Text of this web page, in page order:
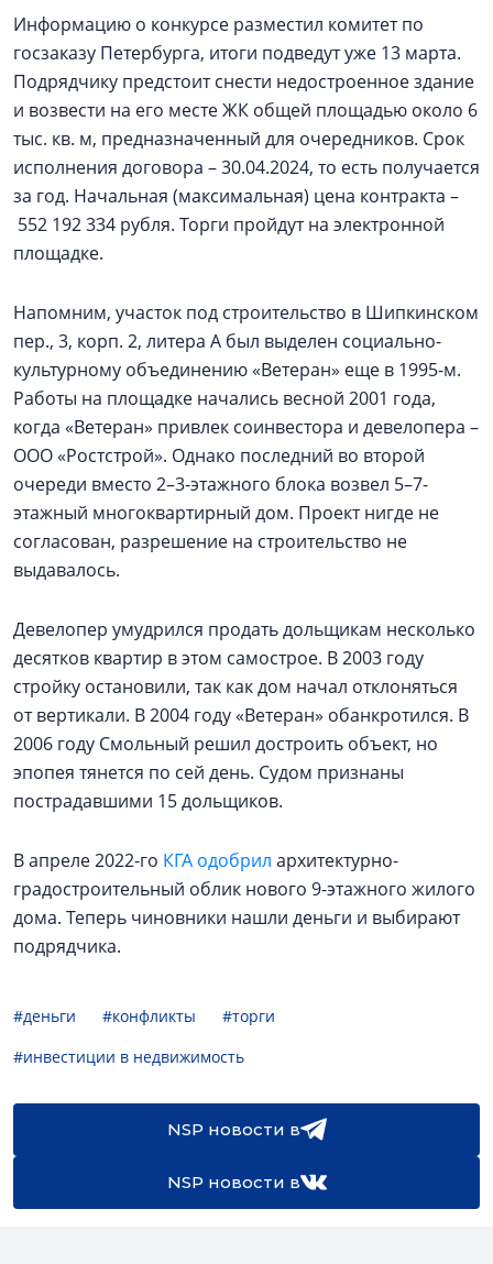
Информацию о конкурсе разместил комитет по
госзаказу Петербурга, итоги подведут уже 13 марта.
Подрядчику предстоит снести недостроенное здание
и возвести на его месте ЖК общей площадью около 6
тыс. кв. м, предназначенный для очередников. Срок
исполнения договора – 30.04.2024, то есть получается
за год. Начальная (максимальная) цена контракта –
552 192 334 рубля. Торги пройдут на электронной
площадке.
Напомним, участок под строительство в Шипкинском
пер., 3, корп. 2, литера А был выделен социально­-
культурному объединению «Ветеран» еще в 1995-м.
Работы на площадке начались весной 2001 года,
когда «Ветеран» привлек соинвестора и девелопера –
ООО «Ростстрой». Однако последний во второй
очереди вместо 2–3-этажного блока возвел 5–7-
этажный многоквартирный дом. Проект нигде не
согласован, разрешение на строительство не
выдавалось.
Девелопер умудрился продать дольщикам несколько
десятков квартир в этом самострое. В 2003 году
стройку остановили, так как дом начал отклоняться
от вертикали. В 2004 году «Ветеран» обанкротился. В
2006 году Смольный решил достроить объект, но
эпопея тянется по сей день. Судом признаны
пострадавшими 15 дольщиков.
В апреле 2022-го КГА одобрил архитектурно-
градостроительный облик нового 9-этажного жилого
дома. Теперь чиновники нашли деньги и выбирают
подрядчика.
#деньги #конфликты
#торги
#инвестиции в недвижимость
NSP новости в
NSP новости в